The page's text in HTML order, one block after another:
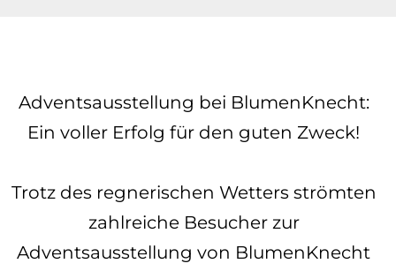
Adventsausstellung bei BlumenKnecht:
Ein voller Erfolg für den guten Zweck!
Trotz des regnerischen Wetters strömten
zahlreiche Besucher zur
Adventsausstellung von BlumenKnecht